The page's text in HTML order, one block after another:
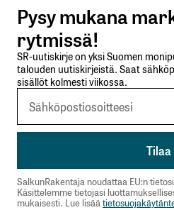
Lähetä kommentti
Pysy mukana
rytmissä!
SR-uutiskirje on yksi Suomen
talouden uutiskirjeistä. Saat
sisällöt kolmesti viikossa.
SalkunRakentaja noudattaa EU:n
Käsittelemme tietojasi
mukaisesti. Lue lisää